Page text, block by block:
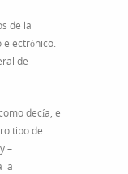
de la
electrónico.
de
decía, el
tipo de
–
la